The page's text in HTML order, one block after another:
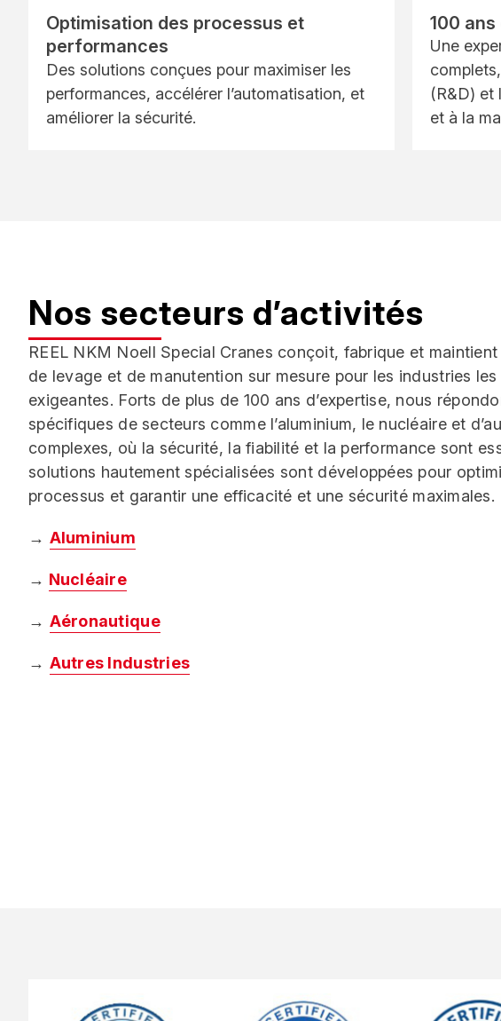
Optimisation des processus et
performances
Des solutions conçues pour maximiser les
performances, accélérer l’automatisation, et
améliorer la sécurité.
100
Une
(R&D) et
et à la
Nos secteurs d’activités
REEL NKM Noell Special Cranes conçoit, fabrique et
de levage et de manutention sur mesure pour les industries les
exigeantes. Forts de plus de 100 ans d’expertise, nous
spécifiques de secteurs comme l’aluminium, le nucléaire et
complexes, où la sécurité, la fiabilité et la performance sont
solutions hautement spécialisées sont développées pour
processus et garantir une efficacité et une sécurité maximales.
→ Aluminium
→ Nucléaire
→ Aéronautique
→ Autres Industries